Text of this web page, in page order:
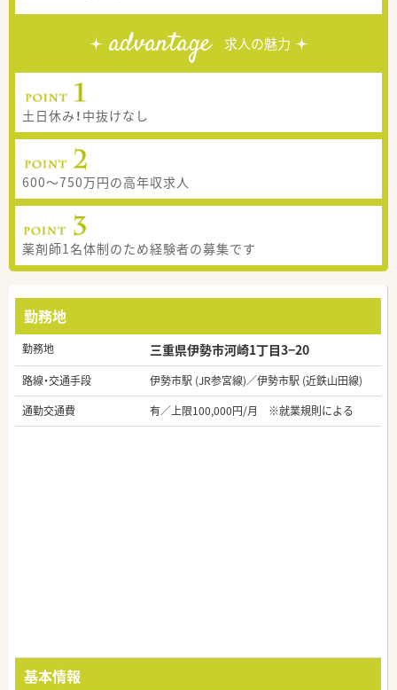
advantage 求人の魅力
土日休み！中抜けなし
600～750万円の高年収求人
薬剤師1名体制のため経験者の募集です
勤務地
勤務地 三重県伊勢市河崎1丁目3−20
路線・交通手段
伊勢市駅 (JR参宮線)／伊勢市駅 (近鉄山田線)
通勤交通費
有／上限100,000円/月 ※就業規則による
基本情報